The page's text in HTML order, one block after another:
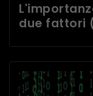
due fattori